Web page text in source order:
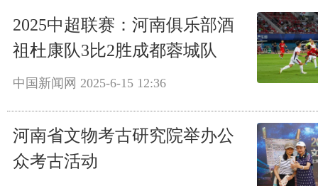
2025中超联赛：河南俱乐部酒
祖杜康队3比2胜成都蓉城队
中国新闻网 2025-6-15 12:36
河南省文物考古研究院举办公
众考古活动